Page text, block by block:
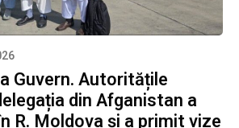
Guvern. Autoritățile
din Afganistan a
R. Moldova și a primit vize